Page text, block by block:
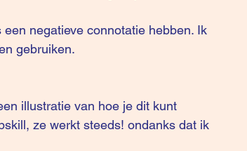
negatieve connotatie hebben. Ik
gebruiken.
illustratie van hoe je dit kunt
ze werkt steeds! ondanks dat ik